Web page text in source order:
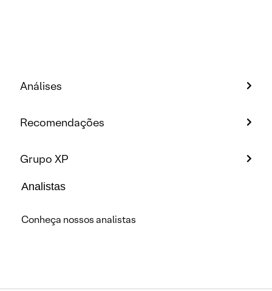
Análises
Recomendações
Grupo XP
Analistas
Conheça nossos analistas